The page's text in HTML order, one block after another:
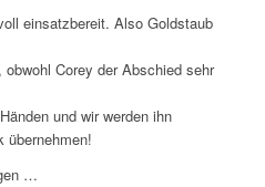
einsatzbereit. Also Goldstaub
Corey der Abschied sehr
und wir werden ihn
übernehmen!
…